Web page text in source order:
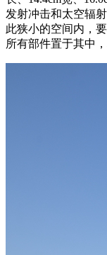
发射冲击和太空辐
此狭小的空间内，
所有部件置于其中